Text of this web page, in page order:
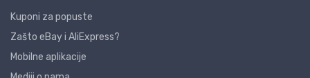
Kuponi za popuste
Zašto eBay i AliExpress?
Mobilne aplikacije